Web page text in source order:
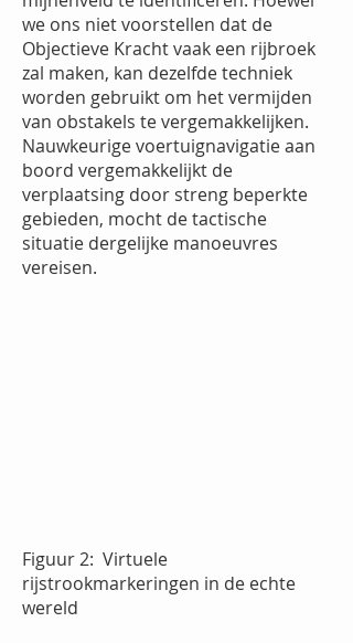
we ons niet voorstellen dat de
Objectieve Kracht vaak een rijbroek
zal maken, kan dezelfde techniek
worden gebruikt om het vermijden
van obstakels te vergemakkelijken.
Nauwkeurige voertuignavigatie aan
boord vergemakkelijkt de
verplaatsing door streng beperkte
gebieden, mocht de tactische
situatie dergelijke manoeuvres
vereisen.
Figuur 2: Virtuele
rijstrookmarkeringen in de echte
wereld